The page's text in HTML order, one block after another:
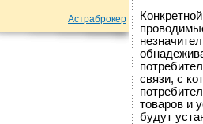
Астраброкер
связи, с
товаров и
будут